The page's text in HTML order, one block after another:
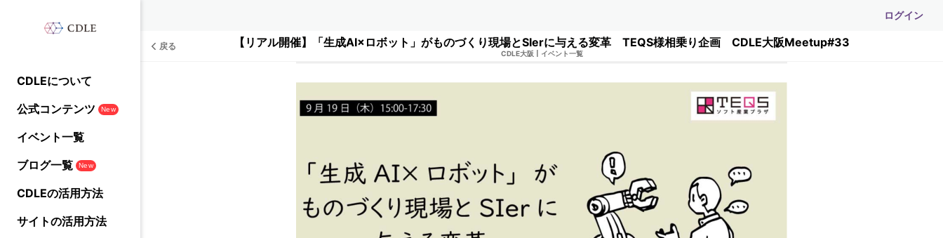
ログイン
CDLEについて
公式コンテンツ
New
イベント一覧
ブログ一覧
New
CDLEの活用方法
サイトの活用方法
戻る 【リアル開催】「生成AI×ロボット」がものづくり現場とSIerに与える変革 TEQS様相乗り企画 CDLE大阪Meetup#33
CDLE大阪 イベント一覧